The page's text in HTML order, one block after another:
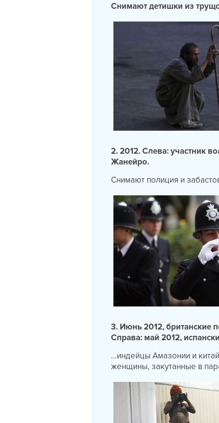
Снимают детишки из
2. 2012. Слева: участник
Жанейро.
Снимают полиция и
3. Июнь 2012, британские
Справа: май 2012,
…индейцы Амазонии и
женщины, закутанные в